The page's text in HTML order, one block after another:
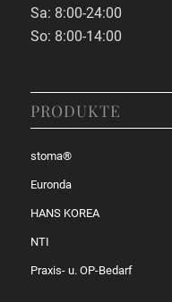
Sa: 8:00-24:00
So: 8:00-14:00
PRODUKTE
stoma®
Euronda
HANS KOREA
NTI
Praxis- u. OP-Bedarf